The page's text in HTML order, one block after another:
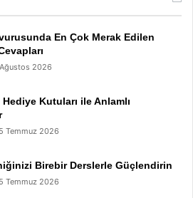
En Çok Merak Edilen
2026
Kutuları ile Anlamlı
Temmuz 2026
Birebir Derslerle Güçlendirin
Temmuz 2026